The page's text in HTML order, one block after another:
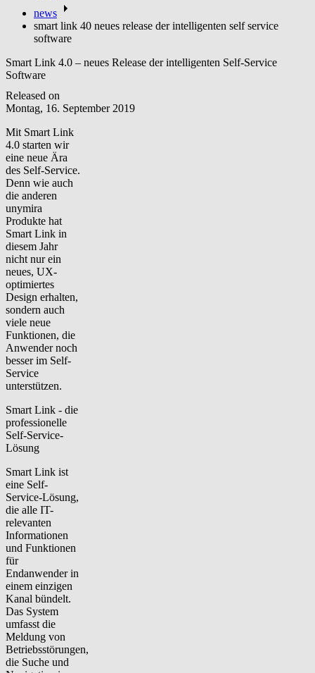
news
smart link 40 neues release der intelligenten self service
software
Smart Link 4.0 – neues Release der intelligenten Self-Service
Software
Released on
Montag, 16. September 2019
Mit Smart Link
4.0 starten wir
eine neue Ära
des Self-Service.
Denn wie auch
die anderen
unymira
Produkte hat
Smart Link in
diesem Jahr
nicht nur ein
neues, UX-
optimiertes
Design erhalten,
sondern auch
viele neue
Funktionen, die
Anwender noch
besser im Self-
Service
unterstützen.
Smart Link - die
professionelle
Self-Service-
Lösung
Smart Link ist
eine Self-
Service-Lösung,
die alle IT-
relevanten
Informationen
und Funktionen
für
Endanwender in
einem einzigen
Kanal bündelt.
Das System
umfasst die
Meldung von
Betriebsstörungen,
die Suche und